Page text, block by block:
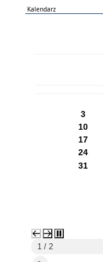
Kalendarz
3
10
17
24
31
1 / 2